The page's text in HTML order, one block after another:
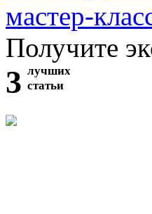
мастер-
Получите
3 лучших
статьи